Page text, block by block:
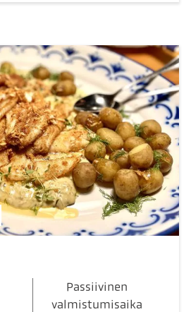
Passiivinen
valmistumisaika